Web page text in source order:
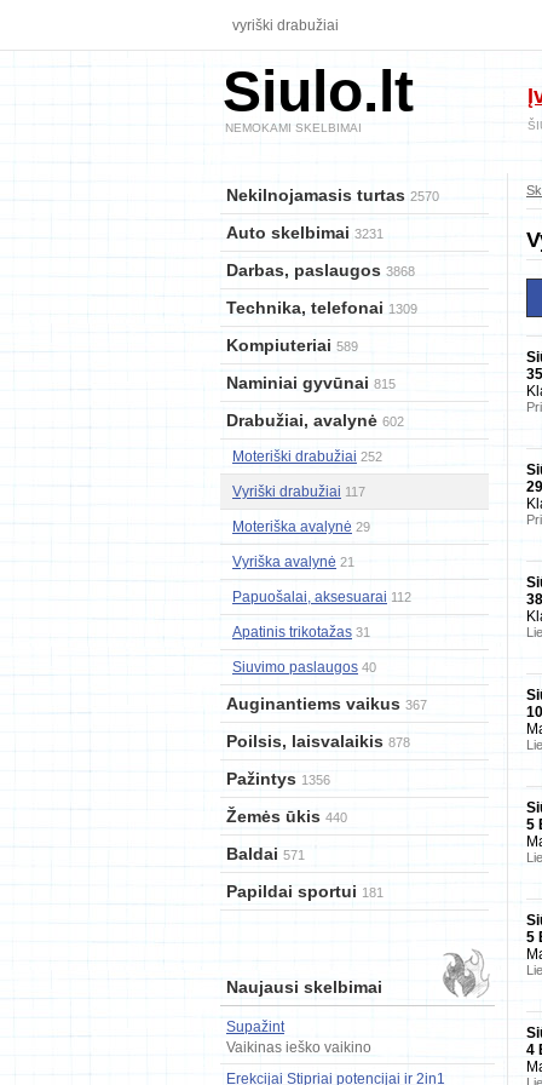
vyriški drabužiai
Siulo.lt
NEMOKAMI SKELBIMAI
Nekilnojamasis turtas 2570
Auto skelbimai 3231
Darbas, paslaugos 3868
Technika, telefonai 1309
Kompiuteriai 589
Naminiai gyvūnai 815
Drabužiai, avalynė 602
Moteriški drabužiai 252
Vyriški drabužiai 117
Moteriška avalynė 29
Vyriška avalynė 21
Papuošalai, aksesuarai 112
Apatinis trikotažas 31
Siuvimo paslaugos 40
Auginantiems vaikus 367
Poilsis, laisvalaikis 878
Pažintys 1356
Žemės ūkis 440
Baldai 571
Papildai sportui 181
Naujausi skelbimai
Supažint
Vaikinas ieško vaikino
Erekcijai Stipriai potencijai ir 2in1
5
5
4